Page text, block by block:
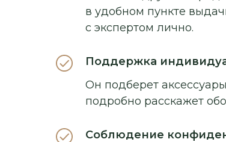
в удобном пункте
с экспертом лично.
Поддержка
Он подберет
подробно расскажет
Соблюдение